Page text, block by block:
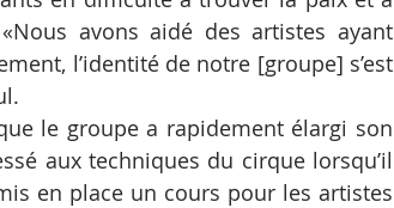
avons aidé des artistes ayant
l’identité de notre [groupe] s’est
le groupe a rapidement élargi son
aux techniques du cirque lorsqu’il
en place un cours pour les artistes